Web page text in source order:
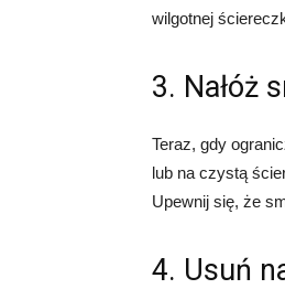
wilgotnej
3. Nałóż
Teraz, gdy
lub na czystą
Upewnij się, że
4. Usuń